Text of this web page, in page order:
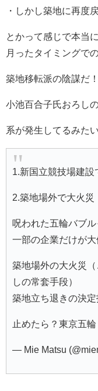
・しかし築地に再度
とかって感じで本当
月ったタイミングで
築地移転派の陰謀だ！
小池百合子氏おろし
系が発生してるみた
1.新国立競技場建
2.築地場外で大火災
呪われた五輪バブ
一部の企業だけが大
築地場外の大火災
しの常套手段）
築地立ち退きの決定
止めたら？東京五輪
— Mie Matsu